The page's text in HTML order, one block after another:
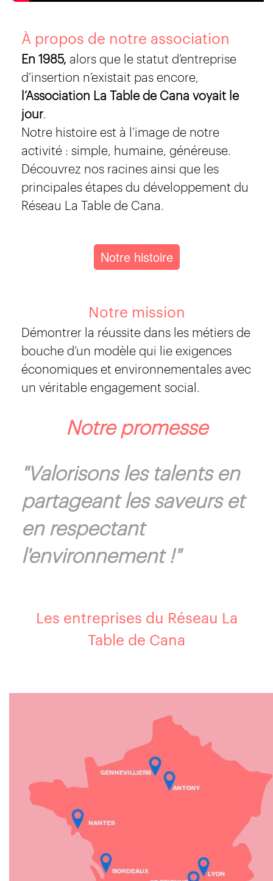
À propos de notre association
En 1985, alors que le statut d’entreprise
d’insertion n’existait pas encore,
l’Association La Table de Cana voyait le
jour.
Notre histoire est à l’image de notre
activité : simple, humaine, généreuse.
Découvrez nos racines ainsi que les
principales étapes du développement du
Réseau La Table de Cana.
Notre histoire
Notre mission
Démontrer la réussite dans les métiers de
bouche d’un modèle qui lie exigences
économiques et environnementales avec
un véritable engagement social.
Notre promesse
"Valorisons les talents en
partageant les saveurs et
en respectant
l'environnement !"
Les entreprises du Réseau La
Table de Cana